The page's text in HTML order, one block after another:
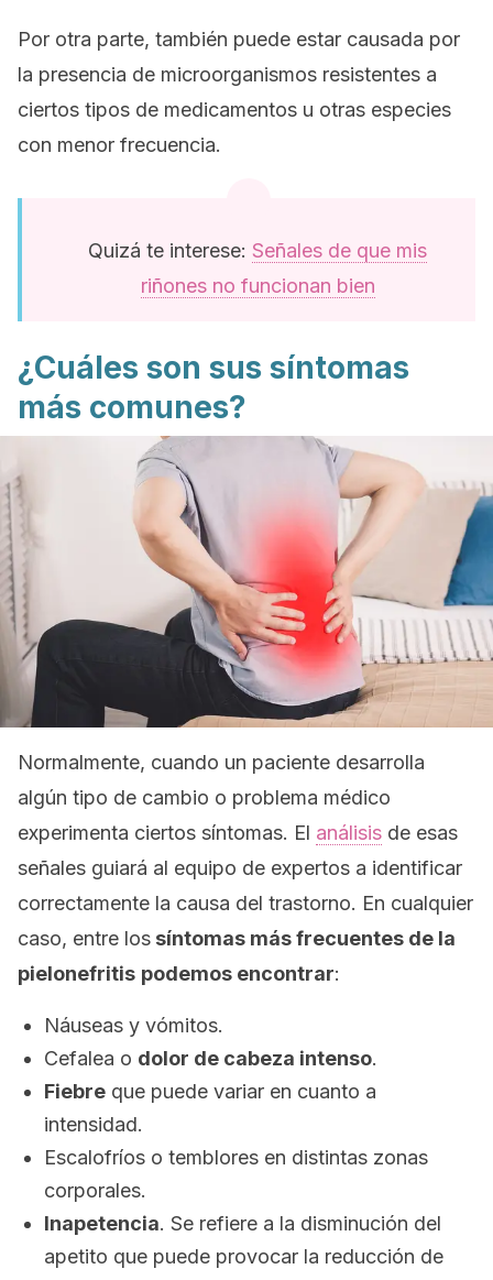
Por otra parte, también puede estar causada por
la presencia de microorganismos resistentes a
ciertos tipos de medicamentos u otras especies
con menor frecuencia.
Quizá te interese: Señales de que mis
riñones no funcionan bien
¿Cuáles son sus síntomas
más comunes?
Normalmente, cuando un paciente desarrolla
algún tipo de cambio o problema médico
experimenta ciertos síntomas. El análisis de esas
señales guiará al equipo de expertos a identificar
correctamente la causa del trastorno. En cualquier
caso, entre los síntomas más frecuentes de la
pielonefritis podemos encontrar:
Náuseas y vómitos.
Cefalea o dolor de cabeza intenso.
Fiebre que puede variar en cuanto a
intensidad.
Escalofríos o temblores en distintas zonas
corporales.
Inapetencia. Se refiere a la disminución del
apetito que puede provocar la reducción de